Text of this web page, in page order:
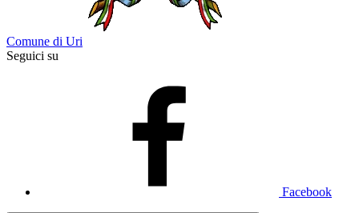
Comune di Uri
Seguici su
Facebook